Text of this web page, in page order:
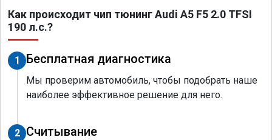
Как происходит чип тюнинг Audi A5 F5 2.0 TFSI
190 л.с.?
1 Бесплатная диагностика
Мы проверим автомобиль, чтобы подобрать наше
наиболее эффективное решение для него.
2 Считывание